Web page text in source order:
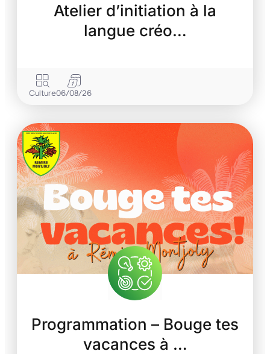
Atelier d’initiation à la
langue créo…
Culture06/08/26
Programmation – Bouge tes
vacances à …